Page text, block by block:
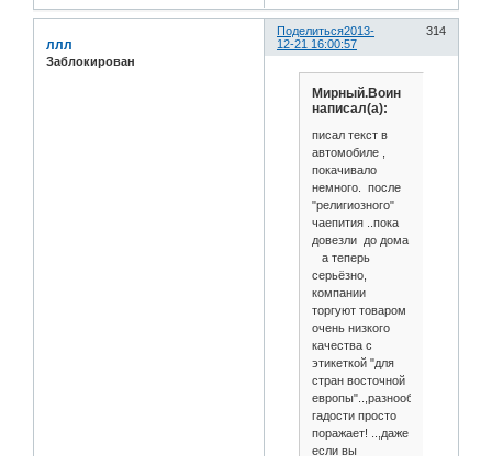
Поделиться 314
2013-
12-21 16:00:57
ллл
Заблокирован
Мирный.Воин
написал(а):
писал текст в
автомобиле ,
покачивало
немного. после
"религиозного"
чаепития ..пока
довезли до дома
а теперь
серьёзно,
компании
торгуют товаром
очень низкого
качества с
этикеткой "для
стран восточной
европы"..,разнообразие
гадости просто
поражает! ..,даже
если вы